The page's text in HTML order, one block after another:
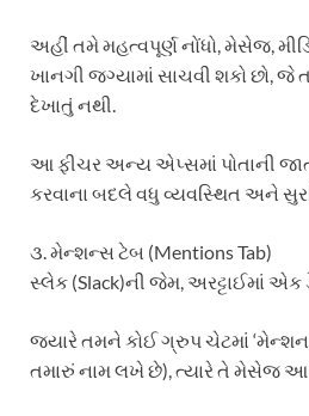
અહીં તમે મહત્વપૂર્ણ નોંધો, મેસેજ,
ખાનગી જગ્યામાં સાચવી શકો છો, જે
દેખાતું નથી.
આ ફીચર અન્ય એપ્સમાં પોતાની
કરવાના બદલે વધુ વ્યવસ્થિત અને
૩. મેન્શન્સ ટેબ (Mentions Tab)
સ્લેક (Slack)ની જેમ, અરટ્ટાઈમાં એક
જ્યારે તમને કોઈ ગ્રુપ ચેટમાં
તમારું નામ લખે છે), ત્યારે તે મેસેજ